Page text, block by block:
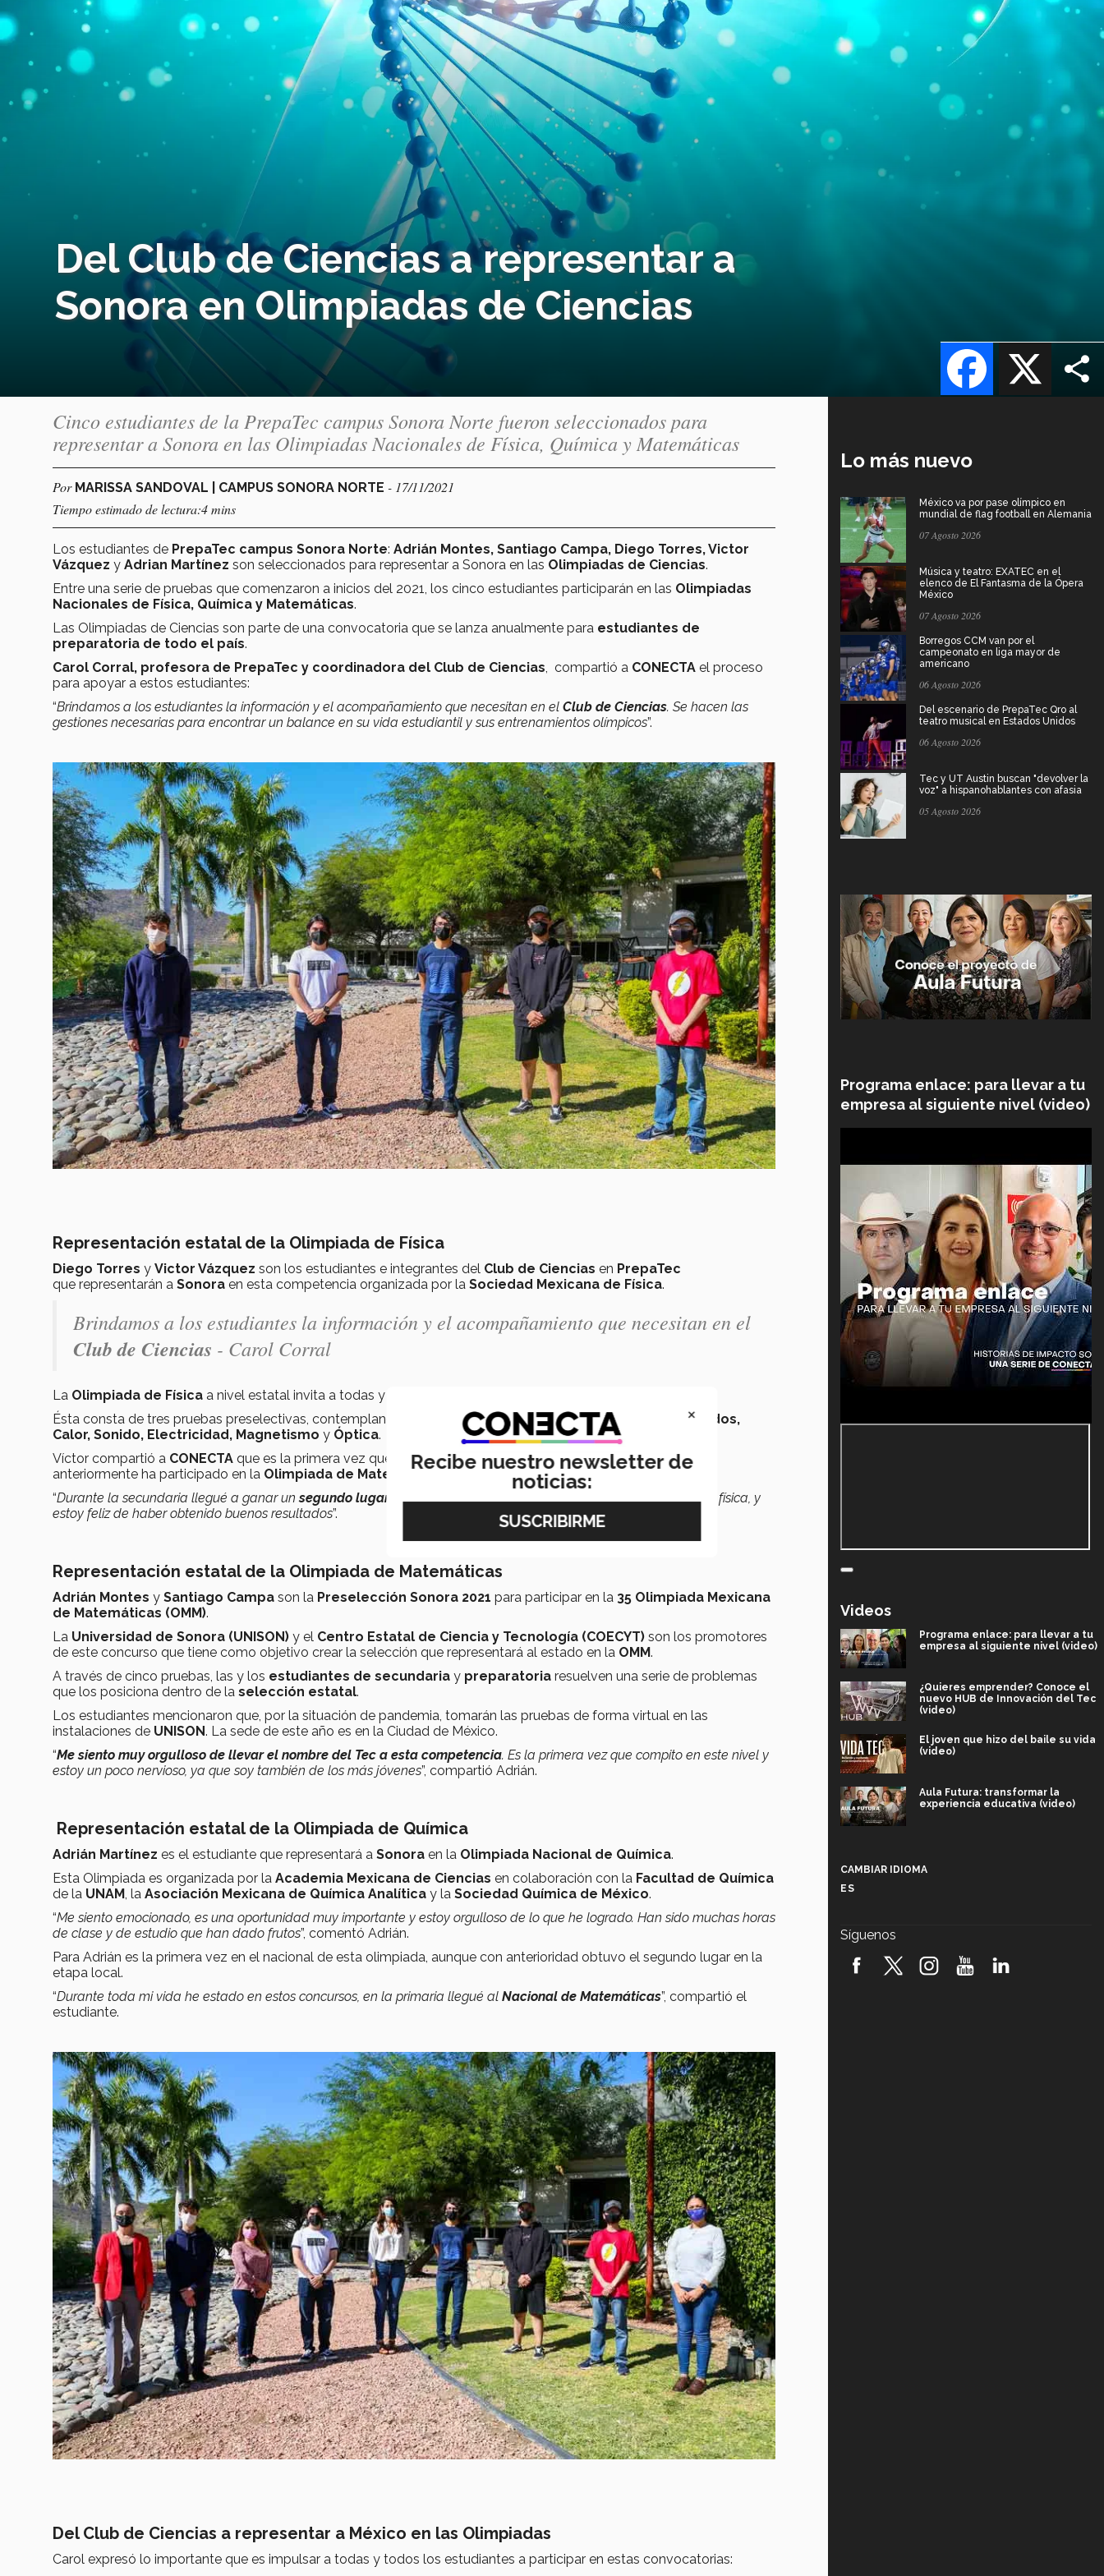
Del Club de Ciencias a representar a
Sonora en Olimpiadas de Ciencias
X
Facebook
Cinco estudiantes de la PrepaTec campus Sonora Norte fueron seleccionados para
representar a Sonora en las Olimpiadas Nacionales de Física, Química y Matemáticas
Por MARISSA SANDOVAL | CAMPUS SONORA NORTE - 17/11/2021
Tiempo estimado de lectura:4 mins
Los estudiantes de PrepaTec campus Sonora Norte: Adrián Montes, Santiago Campa, Diego Torres, Victor
Vázquez y Adrian Martínez son seleccionados para representar a Sonora en las Olimpiadas de Ciencias.
Entre una serie de pruebas que comenzaron a inicios del 2021, los cinco estudiantes participarán en las Olimpiadas
Nacionales de Física, Química y Matemáticas.
Las Olimpiadas de Ciencias son parte de una convocatoria que se lanza anualmente para estudiantes de
preparatoria de todo el país.
Carol Corral, profesora de PrepaTec y coordinadora del Club de Ciencias , compartió a CONECTA el proceso
para apoyar a estos estudiantes:
“Brindamos a los estudiantes la información y el acompañamiento que necesitan en el Club de Ciencias. Se hacen las
gestiones necesarias para encontrar un balance en su vida estudiantil y sus entrenamientos olímpicos”.
Representación estatal de la Olimpiada de Física
Diego Torres y Victor Vázquez son los estudiantes e integrantes del Club de Ciencias en PrepaTec
que representarán a Sonora en esta competencia organizada por la Sociedad Mexicana de Física.
Brindamos a los estudiantes la información y el acompañamiento que necesitan en el
Club de Ciencias - Carol Corral
La Olimpiada de Física a nivel estatal invita a todas y todos los estudiantes de
Ésta consta de tres pruebas preselectivas, contemplando los siguientes campos de la Física: Mecánica, Fluidos,
Calor, Sonido, Electricidad, Magnetismo y Óptica.
Víctor compartió a CONECTA que es la primera vez que decide participar en este concurso de Física, pero
anteriormente ha participado en la Olimpiada de Matemáticas
“Durante la secundaria llegué a ganar unsegundo lugar a nivel nacional. Esta vez me decidí por el concurso de física, y
estoy feliz de haber obtenido buenos resultados”.
Representación estatal de la Olimpiada de Matemáticas
Adrián Montes y Santiago Campa son la Preselección Sonora 2021 para participar en la 35 Olimpiada Mexicana
de Matemáticas (OMM).
La Universidad de Sonora (UNISON) y el Centro Estatal de Ciencia y Tecnología (COECYT) son los promotores
de este concurso que tiene como objetivo crear la selección que representará al estado en la OMM.
A través de cinco pruebas, las y los estudiantes de secundaria y preparatoria resuelven una serie de problemas
que los posiciona dentro de la selección estatal.
Los estudiantes mencionaron que, por la situación de pandemia, tomarán las pruebas de forma virtual en las
instalaciones de UNISON. La sede de este año es en la Ciudad de México.
“Me siento muy orgulloso de llevar el nombre del Tec a esta competencia. Es la primera vez que compito en este nivel y
estoy un poco nervioso, ya que soy también de los más jóvenes”, compartió Adrián.
Representación estatal de la Olimpiada de Química
Adrián Martínez es el estudiante que representará a Sonora en la Olimpiada Nacional de Química.
Esta Olimpiada es organizada por la Academia Mexicana de Ciencias en colaboración con la Facultad de Química
de la UNAM, la Asociación Mexicana de Química Analítica y la Sociedad Química de México.
“Me siento emocionado, es una oportunidad muy importante y estoy orgulloso de lo que he logrado. Han sido muchas horas
de clase y de estudio que han dado frutos”, comentó Adrián.
Para Adrián es la primera vez en el nacional de esta olimpiada, aunque con anterioridad obtuvo el segundo lugar en la
etapa local.
“Durante toda mi vida he estado en estos concursos, en la primaria llegué al Nacional de Matemáticas”, compartió el
estudiante.
Del Club de Ciencias a representar a México en las Olimpiadas
Carol expresó lo importante que es impulsar a todas y todos los estudiantes a participar en estas convocatorias:
Lo más nuevo
México va por pase olímpico en
mundial de flag football en Alemania
07 Agosto 2026
Música y teatro: EXATEC en el
elenco de El Fantasma de la Ópera
México
07 Agosto 2026
Borregos CCM van por el
campeonato en liga mayor de
americano
06 Agosto 2026
Del escenario de PrepaTec Qro al
teatro musical en Estados Unidos
06 Agosto 2026
Tec y UT Austin buscan "devolver la
voz" a hispanohablantes con afasia
05 Agosto 2026
Programa enlace: para llevar a tu
empresa al siguiente nivel (video)
Videos
Programa enlace: para llevar a tu
empresa al siguiente nivel (video)
¿Quieres emprender? Conoce el
nuevo HUB de Innovación del Tec
(video)
El joven que hizo del baile su vida
(video)
Aula Futura: transformar la
experiencia educativa (video)
robótica FIRST 2026! (video)
CAMBIAR IDIOMA
ES
Síguenos
×
Recibe nuestro newsletter de
noticias: